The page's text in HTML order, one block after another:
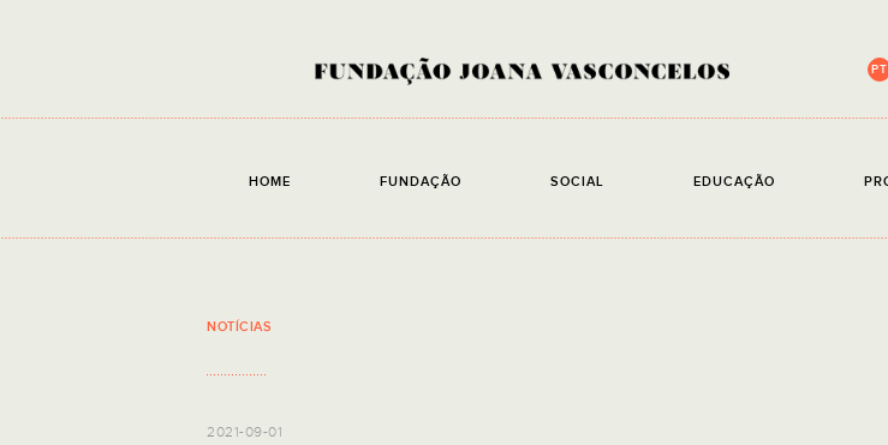
PT
HOME FUNDAÇÃO SOCIAL EDUCAÇÃO
NOTÍCIAS
2021-09-01